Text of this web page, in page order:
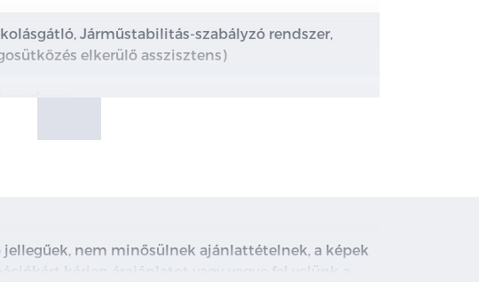
Járműstabilitás-szabályzó rendszer,
elkerülő asszisztens)
rendszer)
rendszer, kormány mögötti szenzorral)
jellegűek, nem minősülnek ajánlattételnek, a képek
kérjen árajánlatot vagy vegye fel velünk a